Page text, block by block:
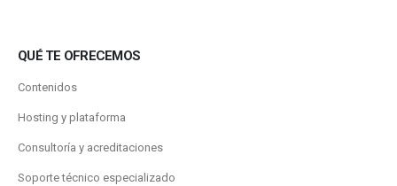
QUÉ TE OFRECEMOS
Contenidos
Hosting y plataforma
Consultoría y acreditaciones
Soporte técnico especializado